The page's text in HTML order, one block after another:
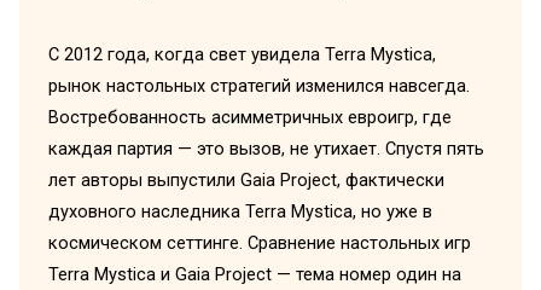
C 2012 года, когда свет увидела Terra Mystica,
рынок настольных стратегий изменился навсегда.
Востребованность асимметричных евроигр, где
каждая партия — это вызов, не утихает. Спустя пять
лет авторы выпустили Gaia Project, фактически
духовного наследника Terra Mystica, но уже в
космическом сеттинге. Сравнение настольных игр
Terra Mystica и Gaia Project — тема номер один на